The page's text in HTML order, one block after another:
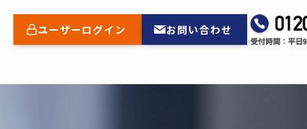
ユーザーログイン お問い合わせ